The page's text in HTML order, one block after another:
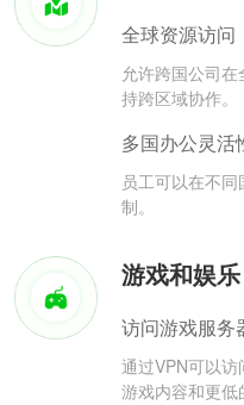
全球资源访问
允许跨国公司
持跨区域协作。
多国办公灵活
员工可以在不
制。
游戏和娱乐
访问游戏服务
通过VPN可以
游戏内容和更低